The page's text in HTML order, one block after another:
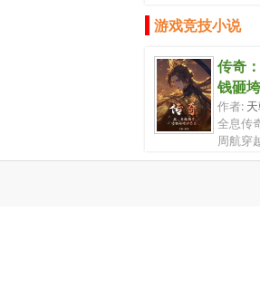
游戏竞技小说
传奇
钱砸
作者:
全息传
周航穿
商道神